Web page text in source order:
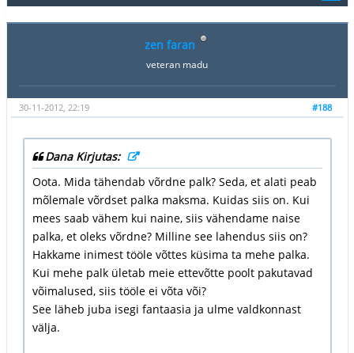
zen faran
veteran madu
#188
30-11-2012, 22:19
Dana Kirjutas:
Oota. Mida tähendab võrdne palk? Seda, et alati peab
mõlemale võrdset palka maksma. Kuidas siis on. Kui
mees saab vähem kui naine, siis vähendame naise
palka, et oleks võrdne? Milline see lahendus siis on?
Hakkame inimest tööle võttes küsima ta mehe palka.
Kui mehe palk ületab meie ettevõtte poolt pakutavad
võimalused, siis tööle ei võta või?
See läheb juba isegi fantaasia ja ulme valdkonnast
välja.